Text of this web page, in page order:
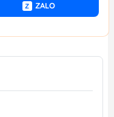
Z ZALO